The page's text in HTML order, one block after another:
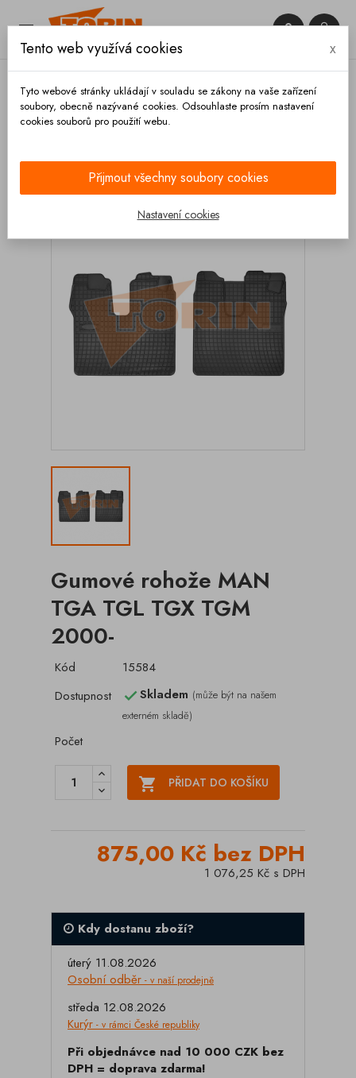
 

TGA TGL TGX TGM 2000-
Gumové rohože MAN
TGA TGL TGX TGM
2000-
Kód
15584
Dostupnost
Skladem (může být na našem
externém skladě)
Počet
 PŘIDAT DO KOŠÍKU
875,00 Kč bez DPH
1 076,25 Kč s DPH
Kdy dostanu zboží?
úterý 11.08.2026
Osobní odběr - v naší prodejně
středa 12.08.2026
Kurýr - v rámci České republiky
Při objednávce nad 10 000 CZK bez
DPH = doprava zdarma!
Tento web využívá cookies x
Tyto webové stránky ukládají v souladu se zákony na vaše zařízení
soubory, obecně nazývané cookies. Odsouhlaste prosím nastavení
cookies souborů pro použití webu.
Přijmout všechny soubory cookies
Nastavení cookies